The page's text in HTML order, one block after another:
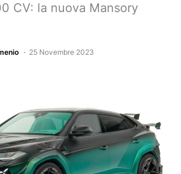
CV: la nuova Mansory
25 Novembre 2023